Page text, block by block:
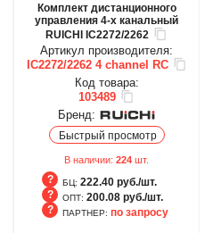
Комплект дистанционного
управления 4-х канальный
RUICHI IC2272/2262
Артикул производителя:
IC2272/2262 4 channel RC
Код товара:
103489
Бренд:
Быстрый просмотр
В наличии: 224 шт.
БЦ: 222.40 руб./шт.
ОПТ: 200.08 руб./шт.
ПАРТНЕР: по запросу